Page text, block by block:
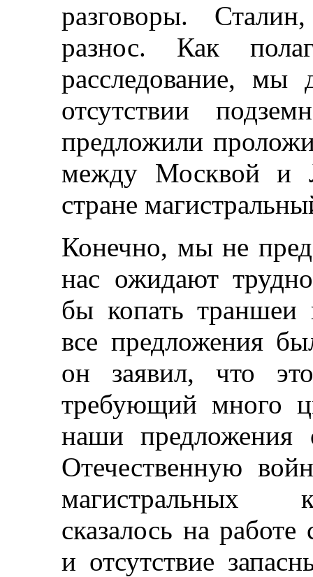
разговоры.
разнос. Как
расследование, мы
отсутствии
предложили
между Москвой и
стране
Конечно, мы не
нас ожидают
бы копать траншеи
все предложения
он заявил, что
требующий много
наши
Отечественную
магистральных
сказалось на
и отсутствие